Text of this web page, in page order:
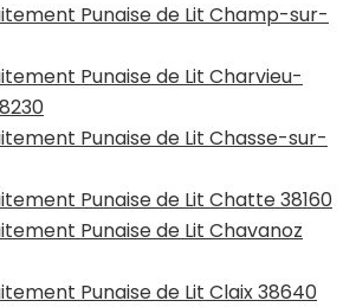
Punaise de Lit Champ-sur-
Punaise de Lit Charvieu-
Punaise de Lit Chasse-sur-
Punaise de Lit Chatte 38160
Punaise de Lit Chavanoz
Punaise de Lit Claix 38640